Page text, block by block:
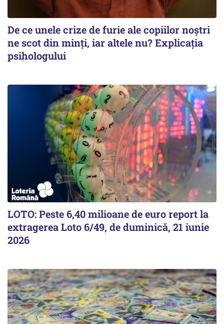
De ce unele crize de furie ale copiilor noștri
ne scot din minți, iar altele nu? Explicația
psihologului
LOTO: Peste 6,40 milioane de euro report la
extragerea Loto 6/49, de duminică, 21 iunie
2026